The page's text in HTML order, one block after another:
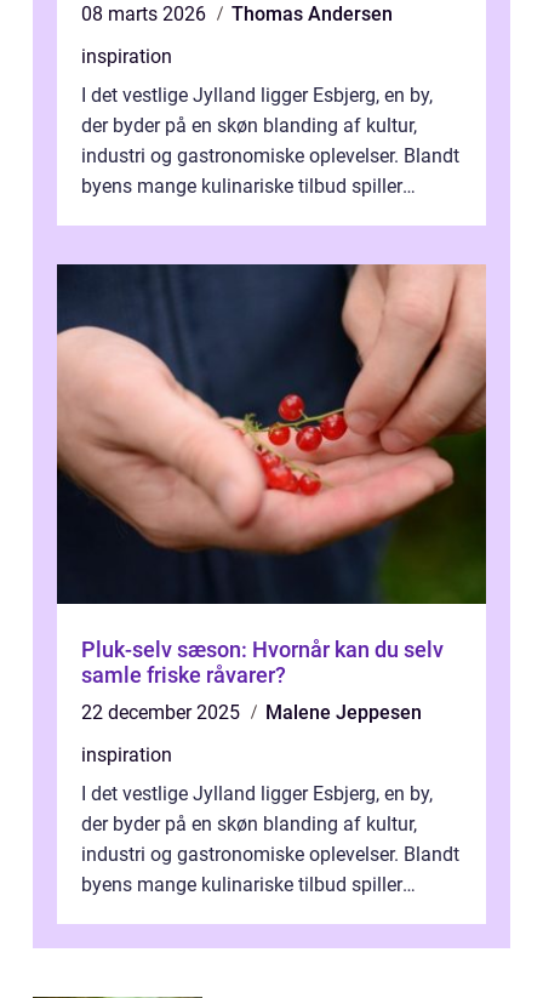
08 marts 2026
Thomas Andersen
inspiration
I det vestlige Jylland ligger Esbjerg, en by,
der byder på en skøn blanding af kultur,
industri og gastronomiske oplevelser. Blandt
byens mange kulinariske tilbud spiller
Pluk-selv sæson: Hvornår kan du selv
samle friske råvarer?
22 december 2025
Malene Jeppesen
inspiration
I det vestlige Jylland ligger Esbjerg, en by,
der byder på en skøn blanding af kultur,
industri og gastronomiske oplevelser. Blandt
byens mange kulinariske tilbud spiller